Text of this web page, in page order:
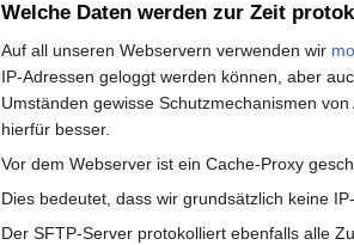
Welche Daten werden zur Zeit
Auf all unseren Webservern verwenden wir
IP-Adressen geloggt werden können, aber
Umständen gewisse Schutzmechanismen
hierfür besser.
Vor dem Webserver ist ein Cache-Proxy
Dies bedeutet, dass wir grundsätzlich keine
Der SFTP-Server protokolliert ebenfalls alle